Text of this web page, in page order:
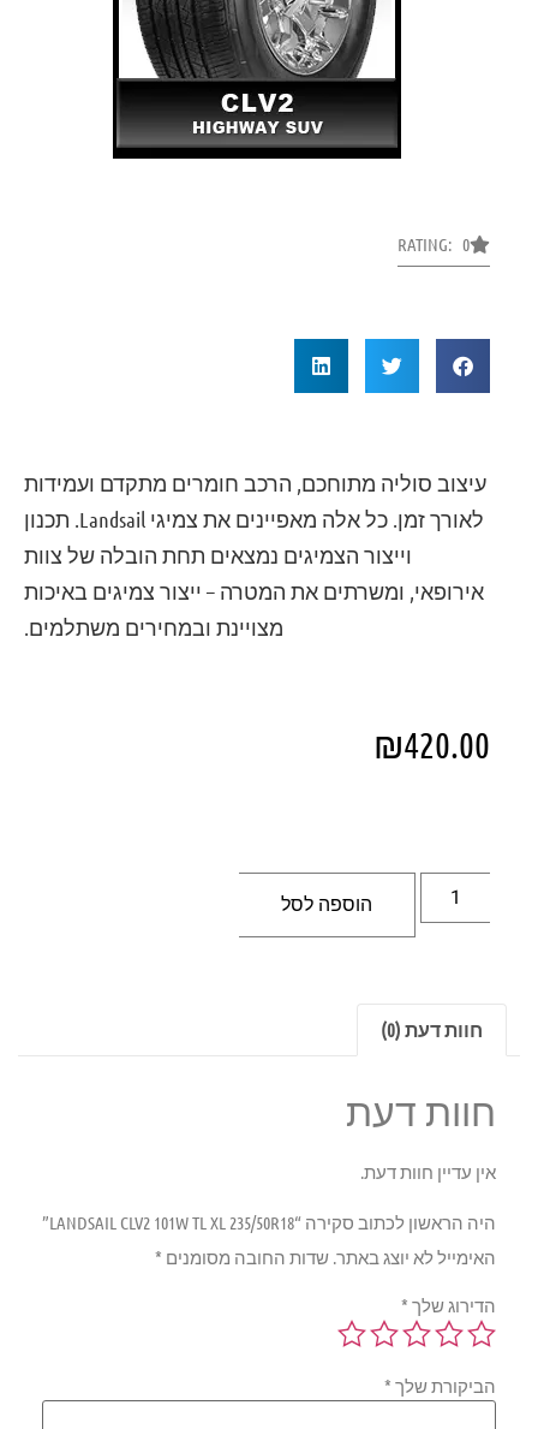
RATING: 0
עיצוב סוליה מתוחכם, הרכב חומרים מתקדם ועמידות
לאורך זמן. כל אלה מאפיינים את צמיגי Landsail. תכנון
וייצור הצמיגים נמצאים תחת הובלה של צוות
אירופאי, ומשרתים את המטרה – ייצור צמיגים באיכות
מצויינת ובמחירים משתלמים.
₪420.00
הוספה לסל
חוות דעת (0)
חוות דעת
אין עדיין חוות דעת.
היה הראשון לכתוב סקירה “LANDSAIL CLV2 101W TL XL 235/50R18”
האימייל לא יוצג באתר.שדות החובה מסומנים*
הדירוג שלך*
הביקורת שלך*